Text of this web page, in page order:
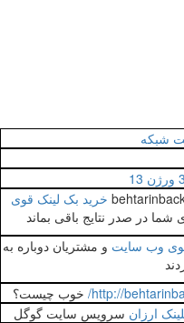
شبکه
خرید بک لینک قوی
در صدر نتایج باقی بماند
وب سایتو مشتریان دوباره به
خوب چیست؟
ارزان سرویس سایت گوگل